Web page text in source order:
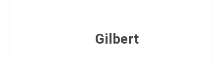
Gilbert